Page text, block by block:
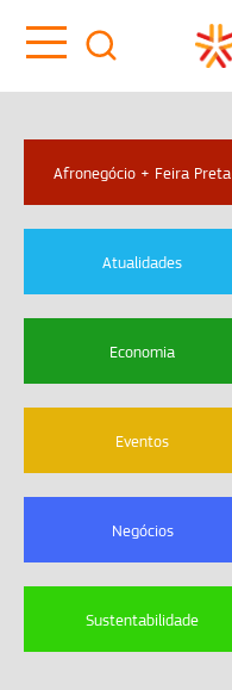
Afronegócio + Feira Preta
Atualidades
Economia
Eventos
Negócios
Sustentabilidade